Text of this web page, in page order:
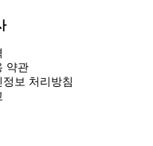
약관
정보 처리방침